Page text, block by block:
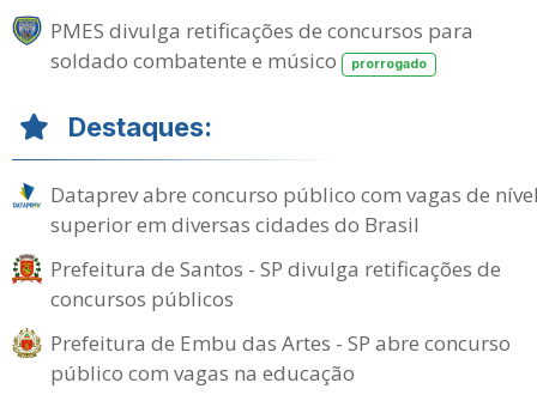
PMES divulga retificações de concursos para
soldado combatente e músico
prorrogado
Destaques:
Dataprev abre concurso público com vagas de
superior em diversas cidades do Brasil
Prefeitura de Santos - SP divulga retificações de
concursos públicos
Prefeitura de Embu das Artes - SP abre concurso
público com vagas na educação